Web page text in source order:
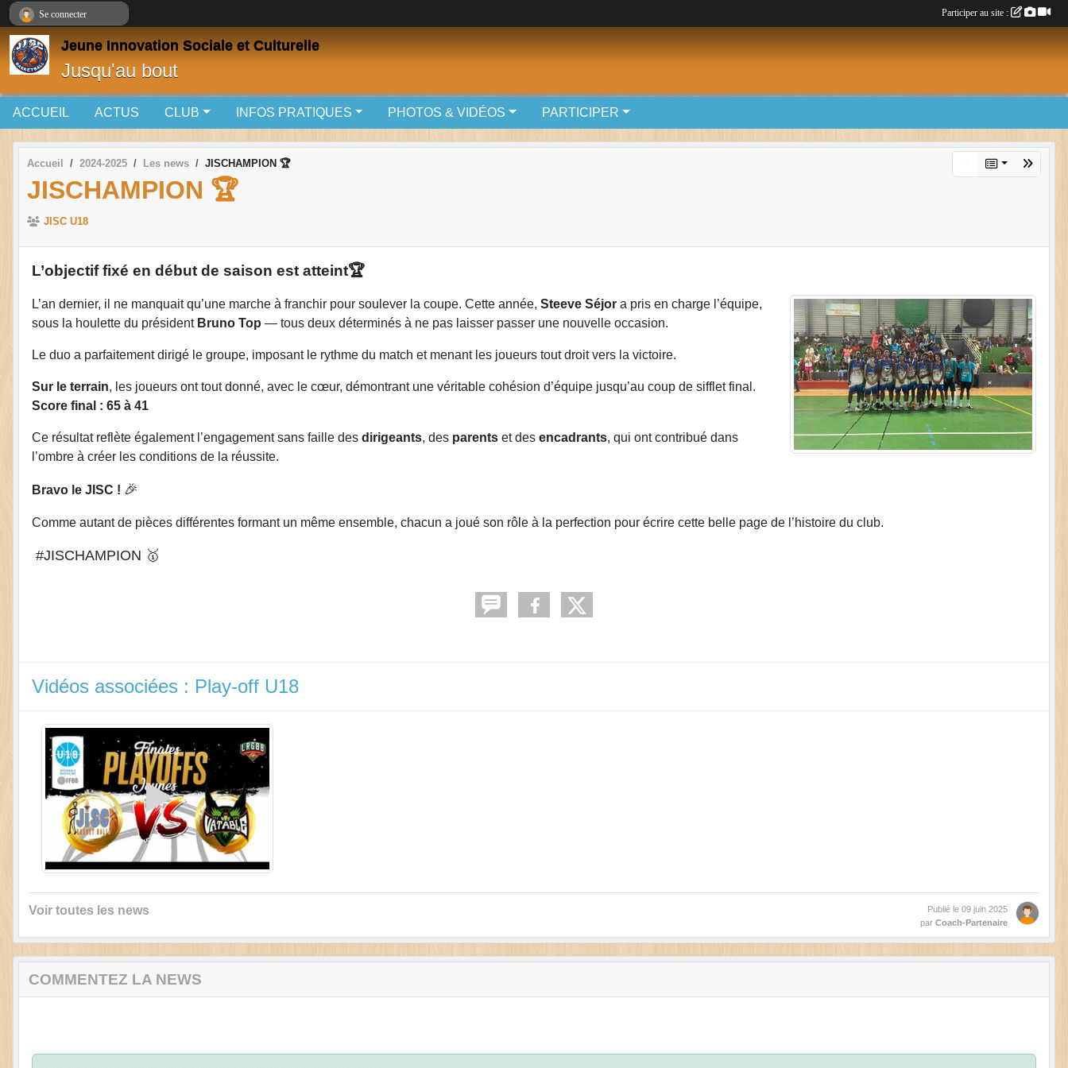
Jeune Innovation Sociale et Culturelle
Jusqu'au bout
ACCUEIL ACTUS CLUB INFOS PRATIQUES PHOTOS & VIDÉOS PARTICIPER
Accueil 2024-2025 Les news JISCHAMPION 🏆
JISCHAMPION 🏆
JISC U18
L’objectif fixé en début de saison est atteint🏆
L’an dernier, il ne manquait qu’une marche à franchir pour soulever la coupe. Cette année, Steeve Séjor a pris en charge l’équipe,
sous la houlette du président Bruno Top — tous deux déterminés à ne pas laisser passer une nouvelle occasion.
Le duo a parfaitement dirigé le groupe, imposant le rythme du match et menant les joueurs tout droit vers la victoire.
Sur le terrain, les joueurs ont tout donné, avec le cœur, démontrant une véritable cohésion d’équipe jusqu’au coup de sifflet final.
Score final : 65 à 41
Ce résultat reflète également l’engagement sans faille des dirigeants, des parents et des encadrants, qui ont contribué dans
l’ombre à créer les conditions de la réussite.
Bravo le JISC ! 🎉
Comme autant de pièces différentes formant un même ensemble, chacun a joué son rôle à la perfection pour écrire cette belle page de l’histoire du club.
#JISCHAMPION 🥇
Vidéos associées : Play-off U18
Voir toutes les news Publié le 09 juin 2025
par Coach-Partenaire
COMMENTEZ LA NEWS
Se connecter Participer au site :
Panneau de gestion des cookies